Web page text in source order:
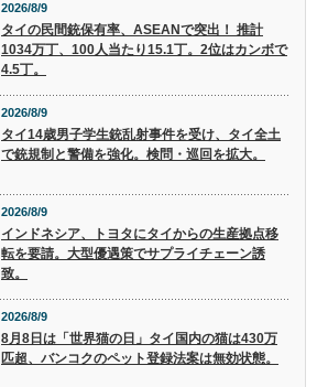
2026/8/9
タイの民間銃保有率、ASEANで突出！ 推計
1034万丁、100人当たり15.1丁。2位はカンボで
4.5丁。
2026/8/9
タイ14歳男子学生銃乱射事件を受け、タイ全土
で銃規制と警備を強化。検問・巡回を拡大。
2026/8/9
インドネシア、トヨタにタイからの生産拠点移
転を要請。大型優遇策でサプライチェーン誘
致。
2026/8/9
8月8日は「世界猫の日」タイ国内の猫は430万
匹超、バンコクのペット登録法案は無効状態。